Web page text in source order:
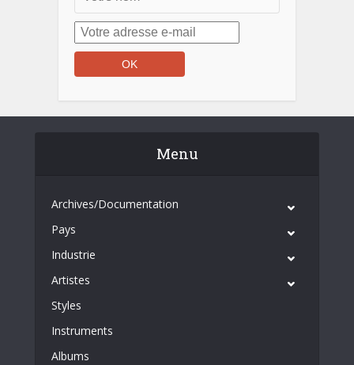
Menu
Archives/Documentation
Pays
Industrie
Artistes
Styles
Instruments
Albums